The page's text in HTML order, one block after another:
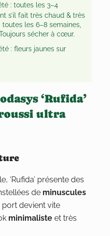
: toutes les 3–4
s’il fait très chaud & très
toutes les 6–8 semaines,
sécher à cœur.
: fleurs jaunes sur
‘Rufida’
ultra
‘Rufida’ présente des
de minuscules
port devient vite
minimaliste et très